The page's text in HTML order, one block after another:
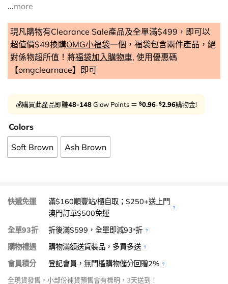
...more
現凡購物有Clearance Sale產品及全單滿$499，即可以
超值價$49換購OMG小福袋一個，福袋包含兩件產品，絕
對係物超所值！將福袋加入購物車, 使用優惠碼
【omgclearnace】即可
💰購買此產品即賺48-148Glow Points ＝ $0.96-$2.96購物金!
Colors
Soft Brown Ash Brown
快遞免運
滿$160順豐站/櫃自取；$250+送上門
澳門訂單$500免運
全單93折
折後滿$599，全單即減93*折
購物禮遇
購物滿額送貨裝品，多買多送
會員積分
登記會員，無門檻購物儲分回贈2%
全現貨發售，小部份補貨預售會有標明，3天送到！